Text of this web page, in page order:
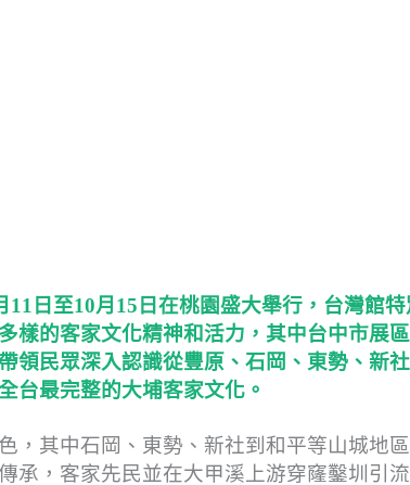
11日至10月15日在桃園盛大舉行，台灣館
樣的客家文化精神和活力，其中台中市展
領民眾深入認識從豐原、石岡、東勢、新
台最完整的大埔客家文化。
，其中石岡、東勢、新社到和平等山城地
承，客家先民並在⼤甲溪上游穿窿鑿圳引